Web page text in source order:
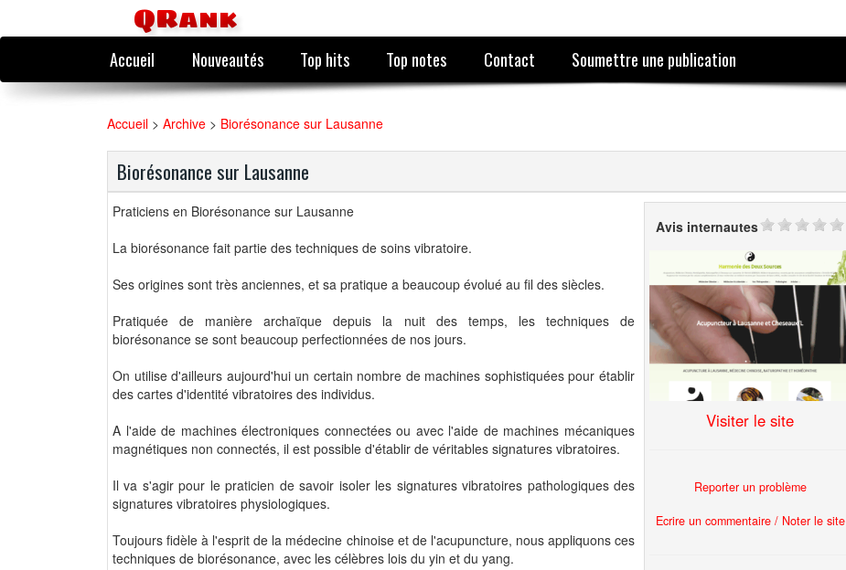
QRank
Accueil Nouveautés Top hits Top notes Contact Soumettre une publication
Accueil > Archive > Biorésonance sur Lausanne
Biorésonance sur Lausanne
Praticiens en Biorésonance sur Lausanne
La biorésonance fait partie des techniques de soins vibratoire.
Ses origines sont très anciennes, et sa pratique a beaucoup évolué au fil des siècles.
Pratiquée de manière archaïque depuis la nuit des temps, les techniques de
biorésonance se sont beaucoup perfectionnées de nos jours.
On utilise d'ailleurs aujourd'hui un certain nombre de machines sophistiquées pour établir
des cartes d'identité vibratoires des individus.
A l'aide de machines électroniques connectées ou avec l'aide de machines mécaniques
magnétiques non connectés, il est possible d'établir de véritables signatures vibratoires.
Il va s'agir pour le praticien de savoir isoler les signatures vibratoires pathologiques des
signatures vibratoires physiologiques.
Toujours fidèle à l'esprit de la médecine chinoise et de l'acupuncture, nous appliquons ces
techniques de biorésonance, avec les célèbres lois du yin et du yang.
Avis internautes
Visiter le site
Reporter un problème
Ecrire un commentaire / Noter le site